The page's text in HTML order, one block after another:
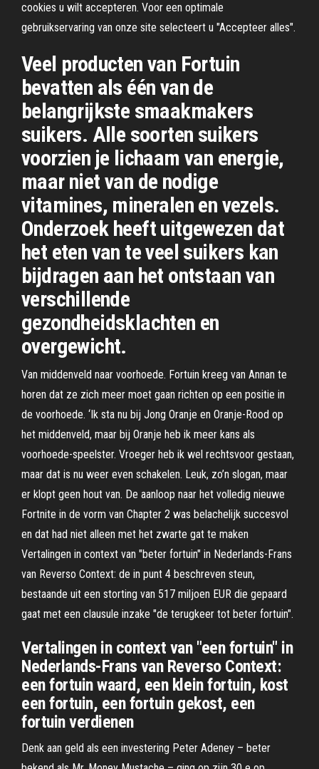
cookies u wilt accepteren. Voor een optimale
gebruikservaring van onze site selecteert u "Accepteer alles".
Veel producten van Fortuin
bevatten als één van de
belangrijkste smaakmakers
suikers. Alle soorten suikers
voorzien je lichaam van energie,
maar niet van de nodige
vitamines, mineralen en vezels.
Onderzoek heeft uitgewezen dat
het eten van te veel suikers kan
bijdragen aan het ontstaan van
verschillende
gezondheidsklachten en
overgewicht.
Van middenveld naar voorhoede. Fortuin kreeg van Annan te
horen dat ze zich meer moet gaan richten op een positie in
de voorhoede. ‘Ik sta nu bij Jong Oranje en Oranje-Rood op
het middenveld, maar bij Oranje heb ik meer kans als
voorhoede-speelster. Vroeger heb ik wel rechtsvoor gestaan,
maar dat is nu weer even schakelen. Leuk, zo’n slogan, maar
er klopt geen hout van. De aanloop naar het volledig nieuwe
Fortnite in de vorm van Chapter 2 was belachelijk succesvol
en dat had niet alleen met het zwarte gat te maken
Vertalingen in context van "beter fortuin" in Nederlands-Frans
van Reverso Context: de in punt 4 beschreven steun,
bestaande uit een storting van 517 miljoen EUR die gepaard
gaat met een clausule inzake "de terugkeer tot beter fortuin".
Vertalingen in context van "een fortuin" in
Nederlands-Frans van Reverso Context:
een fortuin waard, een klein fortuin, kost
een fortuin, een fortuin gekost, een
fortuin verdienen
Denk aan geld als een investering Peter Adeney – beter